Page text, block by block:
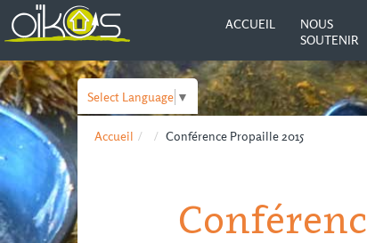
ACCUEIL
NOUS
SOUTENIR
Select Language ▼
Accueil Conférence Propaille 2015